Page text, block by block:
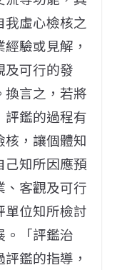
虛心檢核之
驗或見解，
及可行的發
換言之，若將
評鑑的過程有
，讓個體知
己知所因應預
、客觀及可行
單位知所檢討
。「評鑑治
鑑的指導，